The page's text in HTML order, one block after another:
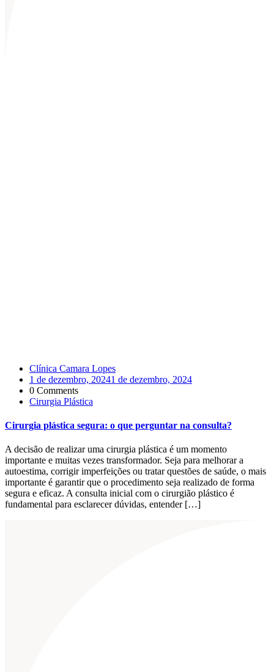
Clínica Camara Lopes
1 de dezembro, 20241 de dezembro, 2024
0 Comments
Cirurgia Plástica
Cirurgia plástica segura: o que perguntar na consulta?
A decisão de realizar uma cirurgia plástica é um momento
importante e muitas vezes transformador. Seja para melhorar a
autoestima, corrigir imperfeições ou tratar questões de saúde, o mais
importante é garantir que o procedimento seja realizado de forma
segura e eficaz. A consulta inicial com o cirurgião plástico é
fundamental para esclarecer dúvidas, entender […]